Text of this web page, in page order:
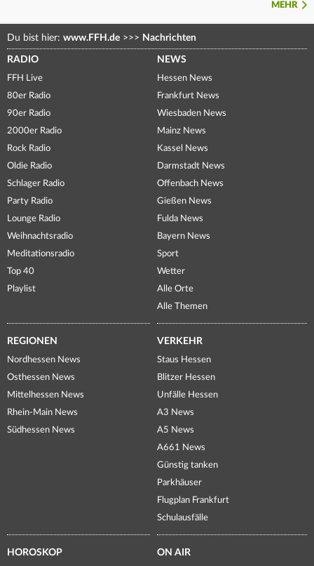
MEHR
Du bist hier: www.FFH.de >>> Nachrichten
RADIO
FFH Live
80er Radio
90er Radio
2000er Radio
Rock Radio
Oldie Radio
Schlager Radio
Party Radio
Lounge Radio
Weihnachtsradio
Meditationsradio
Top 40
Playlist
NEWS
Hessen News
Frankfurt News
Wiesbaden News
Mainz News
Kassel News
Darmstadt News
Offenbach News
Gießen News
Fulda News
Bayern News
Sport
Wetter
Alle Orte
Alle Themen
REGIONEN
Nordhessen News
Osthessen News
Mittelhessen News
Rhein-Main News
Südhessen News
VERKEHR
Staus Hessen
Blitzer Hessen
Unfälle Hessen
A3 News
A5 News
A661 News
Günstig tanken
Parkhäuser
Flugplan Frankfurt
Schulausfälle
HOROSKOP ON AIR